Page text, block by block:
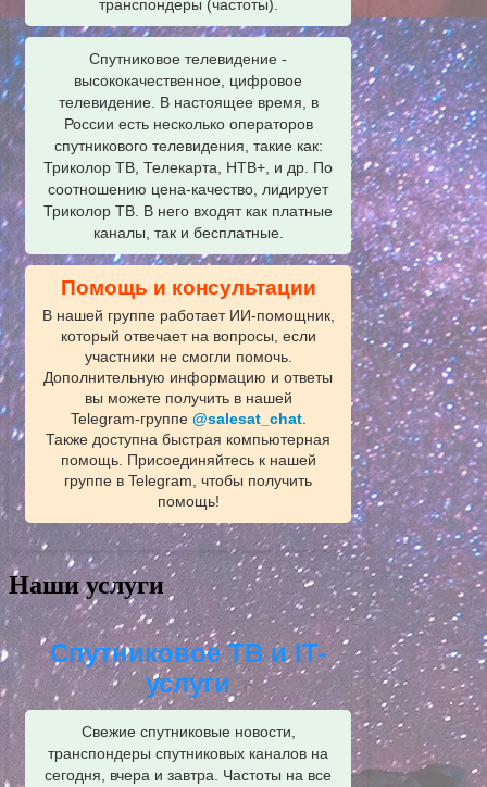
транспондеры (частоты).
Спутниковое телевидение -
высококачественное, цифровое
телевидение. В настоящее время, в
России есть несколько операторов
спутникового телевидения, такие как:
Триколор ТВ, Телекарта, НТВ+, и др. По
соотношению цена-качество, лидирует
Триколор ТВ. В него входят как платные
каналы, так и бесплатные.
Помощь и консультации
В нашей группе работает ИИ‑помощник,
который отвечает на вопросы, если
участники не смогли помочь.
Дополнительную информацию и ответы
вы можете получить в нашей
Telegram‑группе @salesat_chat.
Также доступна быстрая компьютерная
помощь. Присоединяйтесь к нашей
группе в Telegram, чтобы получить
помощь!
Наши услуги
Спутниковое ТВ и IT-
услуги
Свежие спутниковые новости,
транспондеры спутниковых каналов на
сегодня, вчера и завтра. Частоты на все